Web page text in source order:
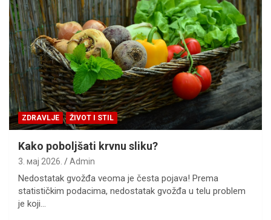
ZDRAVLJE ŽIVOT I STIL
Kako poboljšati krvnu sliku?
3. мај 2026. Admin
Nedostatak gvožđa veoma je česta pojava! Prema
statističkim podacima, nedostatak gvožđa u telu problem
je koji…